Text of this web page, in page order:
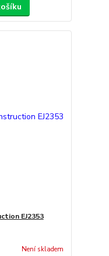
EJ2353
Není skladem